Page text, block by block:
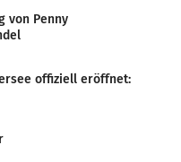
von Penny
offiziell eröffnet: